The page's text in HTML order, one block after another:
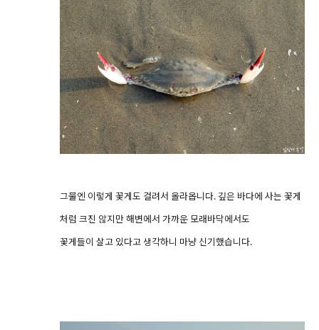
그물엔 이렇게 꽃게도 걸려서 올라옵니다. 깊은 바다에 사는 꽃게
처럼 크진 않지만 해변에서 가까운 모래바닥에서도
꽃게들이 살고 있다고 생각하니 마냥 신기했습니다.